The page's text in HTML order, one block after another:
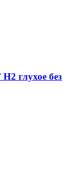
глухое без